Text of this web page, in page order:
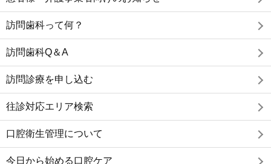
訪問歯科って何？
訪問歯科Q＆A
訪問診療を申し込む
往診対応エリア検索
口腔衛生管理について
今日から始める口腔ケア